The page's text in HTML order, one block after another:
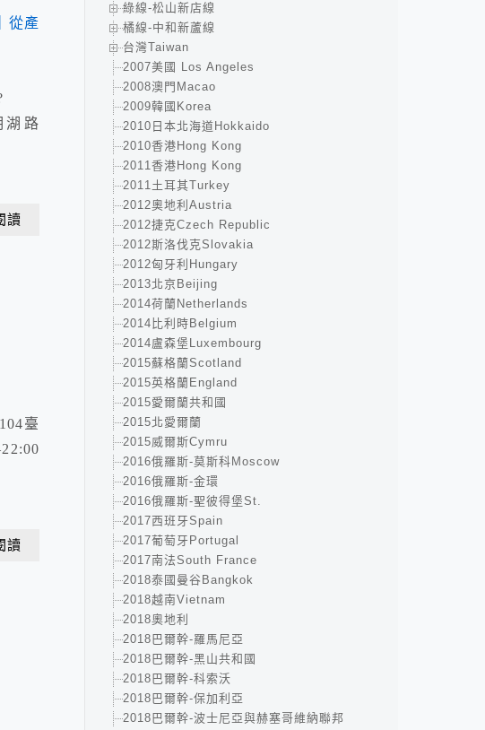
湖路
讀
臺
讀
綠線-松山新店線
橘線-中和新蘆線
台灣Taiwan
2007美國 Los Angeles
2008澳門Macao
2009韓國Korea
2010日本北海道Hokkaido
2010香港Hong Kong
2011香港Hong Kong
2011土耳其Turkey
2012奧地利Austria
2012捷克Czech Republic
2012斯洛伐克Slovakia
2012匈牙利Hungary
2013北京Beijing
2014荷蘭Netherlands
2014比利時Belgium
2014盧森堡Luxembourg
2015蘇格蘭Scotland
2015英格蘭England
2015愛爾蘭共和國
2015北愛爾蘭
2015威爾斯Cymru
2016俄羅斯-莫斯科Moscow
2016俄羅斯-金環
2016俄羅斯-聖彼得堡St.
2017西班牙Spain
2017葡萄牙Portugal
2017南法South France
2018泰國曼谷Bangkok
2018越南Vietnam
2018奧地利
2018巴爾幹-羅馬尼亞
2018巴爾幹-黑山共和國
2018巴爾幹-科索沃
2018巴爾幹-保加利亞
2018巴爾幹-波士尼亞與赫塞哥維納聯邦